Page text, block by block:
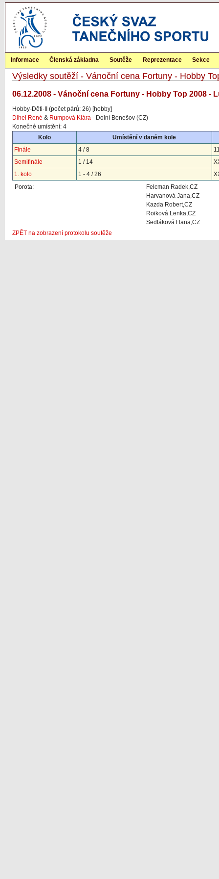
Informace Členská základna Soutěže Reprezentace Sekce
Výsledky soutěží - Vánoční cena Fortuny - Hobby
06.12.2008 - Vánoční cena Fortuny - Hobby Top 2008 -
Hobby-Děti-II (počet párů: 26) [hobby]
Dihel René & Rumpová Klára - Dolní Benešov (CZ)
Konečné umístění: 4
Kolo
Umístění v daném kole
Finále
4 / 8
Semifinále
1 / 14
1. kolo
1 - 4 / 26
Porota:
Felcman Radek,CZ
Harvanová Jana,CZ
Kazda Robert,CZ
Roiková Lenka,CZ
Sedláková Hana,CZ
ZPĚT na zobrazení protokolu soutěže